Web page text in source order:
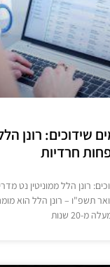
שידוכים: רונן
חרדיות
רונן הלל ממוניטין נט
תשפ"ו – רונן הלל הוא
20 שנות